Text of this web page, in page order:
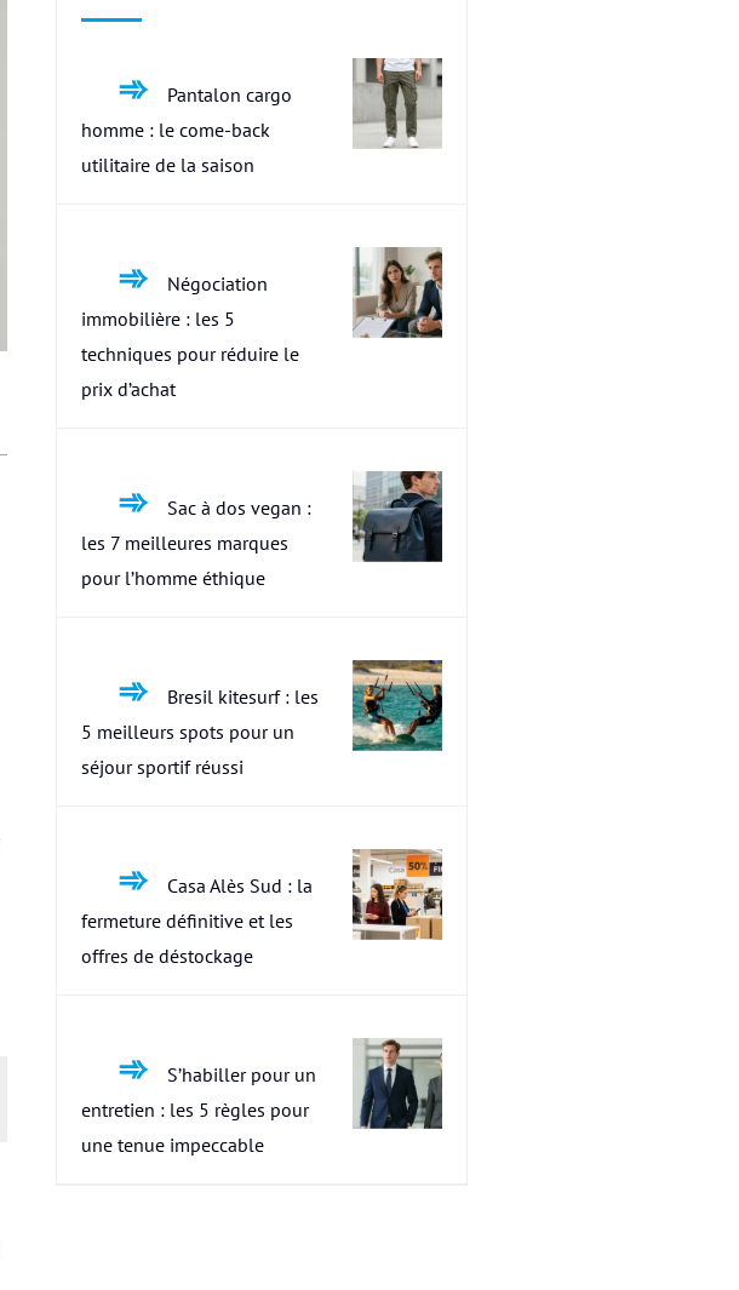
Pantalon cargo
homme : le come-back
utilitaire de la saison
Négociation
immobilière : les 5
techniques pour réduire le
prix d’achat
Sac à dos vegan :
les 7 meilleures marques
pour l’homme éthique
Bresil kitesurf : les
5 meilleurs spots pour un
séjour sportif réussi
Casa Alès Sud : la
fermeture définitive et les
offres de déstockage
S’habiller pour un
entretien : les 5 règles pour
une tenue impeccable